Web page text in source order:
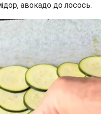
авокадо до лосось.